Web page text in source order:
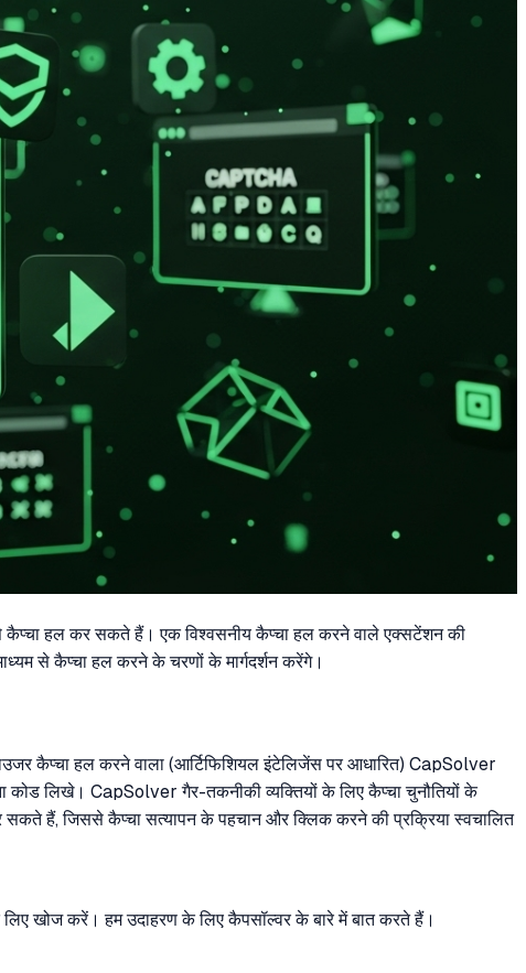
कैप्चा हल कर सकते हैं। एक विश्वसनीय कैप्चा हल करने वाले एक्सटेंशन की
से कैप्चा हल करने के चरणों के मार्गदर्शन करेंगे।
कैप्चा हल करने वाला (आर्टिफिशियल इंटेलिजेंस पर आधारित) CapSolver
लिखे। CapSolver गैर-तकनीकी व्यक्तियों के लिए कैप्चा चुनौतियों के
हैं, जिससे कैप्चा सत्यापन के पहचान और क्लिक करने की प्रक्रिया स्वचालित
खोज करें। हम उदाहरण के लिए कैपसॉल्वर के बारे में बात करते हैं।